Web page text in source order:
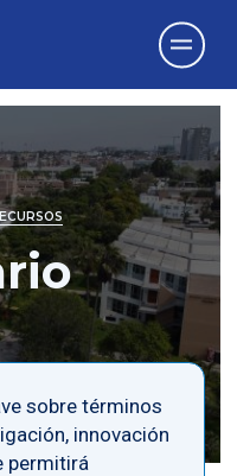
sobre términos
innovación
permitirá